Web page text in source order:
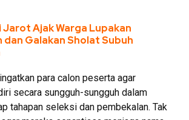
Jarot Ajak Warga Lupakan
dan Galakan Sholat Subuh
para calon peserta agar
secara sungguh-sungguh dalam
tahapan seleksi dan pembekalan. Tak